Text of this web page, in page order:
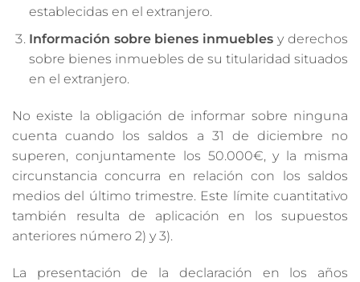
establecidas en el extranjero.
Información sobre bienes inmuebles y derechos
sobre bienes inmuebles de su titularidad situados
en el extranjero.
No existe la obligación de informar sobre ninguna
cuenta cuando los saldos a 31 de diciembre no
superen, conjuntamente los 50.000€, y la misma
circunstancia concurra en relación con los saldos
medios del último trimestre. Este límite cuantitativo
también resulta de aplicación en los supuestos
anteriores número 2) y 3).
La presentación de la declaración en los años